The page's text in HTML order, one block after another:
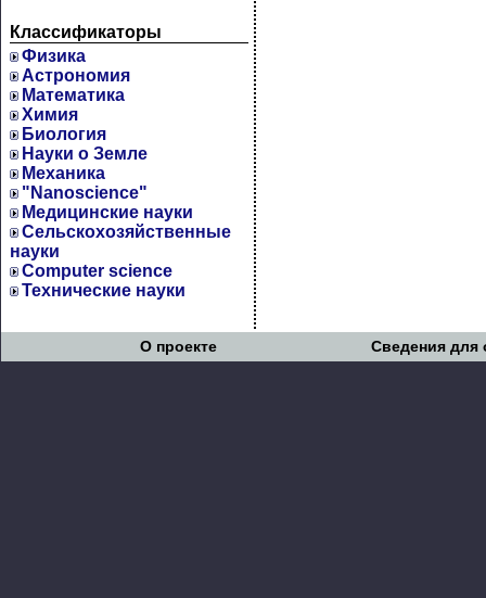
Классификаторы
Физика
Астрономия
Математика
Химия
Биология
Науки о Земле
Механика
"Nanoscience"
Медицинские науки
Сельскохозяйственные
науки
Computer science
Технические науки
О проекте Сведения для